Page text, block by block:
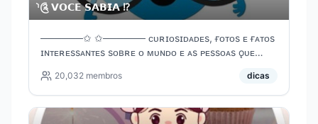
⸃༊ 𝗩𝗢𝗖𝗘 𝗦𝗔𝗕𝗜𝗔 ⁉️
──────✩ ✩────── ᴄᴜʀɪᴏsɪᴅᴀᴅᴇs, ғᴏᴛᴏs ᴇ ғᴀᴛᴏs
ɪɴᴛᴇʀᴇssᴀɴᴛᴇs sᴏʙʀᴇ ᴏ ᴍᴜɴᴅᴏ ᴇ ᴀs ᴘᴇssᴏᴀs ǫᴜᴇ
✩────── Criado : 29/12/17
20,032 membros dicas